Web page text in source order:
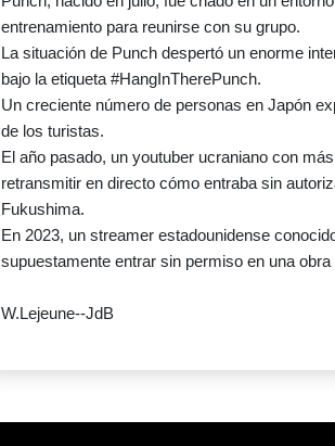
entrenamiento para reunirse con su grupo.
La situación de Punch despertó un enorme
bajo la etiqueta #HangInTherePunch.
Un creciente número de personas en Japón
de los turistas.
El año pasado, un youtuber ucraniano con
retransmitir en directo cómo entraba sin
Fukushima.
En 2023, un streamer estadounidense
supuestamente entrar sin permiso en una
W.Lejeune--JdB